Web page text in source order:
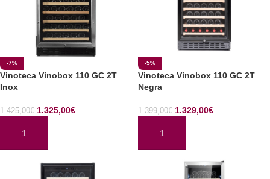
-7%
Vinoteca Vinobox 110 GC 2T
Inox
1.425,00€ 1.325,00€
AÑADIR AL CARRITO
-5%
Vinoteca Vinobox 110 GC 2T
Negra
1.399,00€ 1.329,00€
AÑADIR AL CARRITO